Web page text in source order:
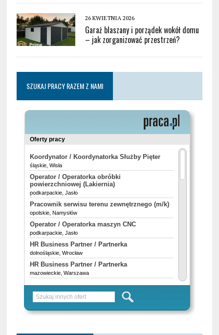
26 KWIETNIA 2026
Garaż blaszany i porządek wokół domu
– jak zorganizować przestrzeń?
SZUKAJ PRACY RAZEM Z NAMI